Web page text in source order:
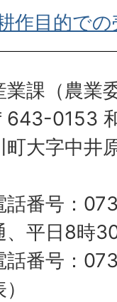
作目的で
業課（農業
643-0153
町大字中井
話番号：
、平日8時
話番号：